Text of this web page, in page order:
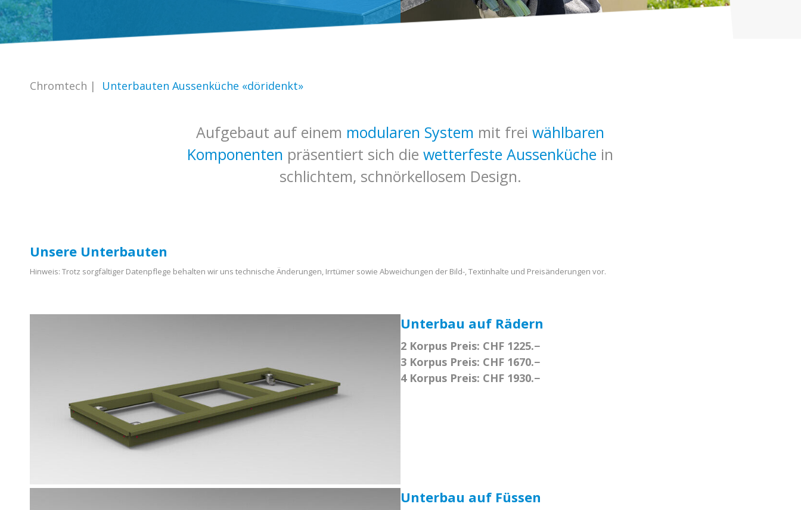
Chromtech | Unterbauten Aussenküche «döridenkt»
Aufgebaut auf einem modularen System mit freiwählbaren
Komponenten präsentiert sich diewetterfeste Aussenküche in
schlichtem, schnörkellosem Design.
Unsere Unterbauten
Hinweis: Trotz sorgfältiger Datenpflege behalten wir uns technische Änderungen, Irrtümer sowie Abweichungen der Bild-, Textinhalte und Preisänderungen vor.
Unterbau auf Rädern
2 Korpus Preis: CHF 1225.−
3 Korpus Preis: CHF 1670.−
4 Korpus Preis: CHF 1930.−
Unterbau auf Füssen